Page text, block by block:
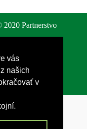
vás
našich
v
2020Partnerstvo
web)